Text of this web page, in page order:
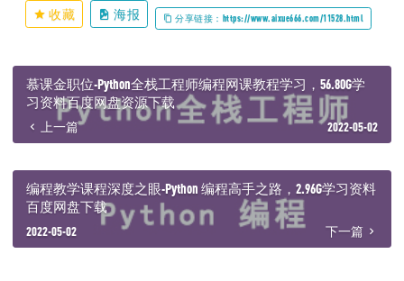
│ ├─ 微信群聊天记录.pdf
│ └─ 爬虫 2.pdf
│ ├─ 20190417-person.mp4
│ ├─ 屏幕2分钟 人像10分20秒 两视频同步
│ └─ 微信群聊天记录.pdf
├─ day24 商业爬虫项目部署上线
│ ├─ homework.mp4
└─ 结束
└─ python 工程结构以及部署.pdf
收藏 海报 分享链接：https://www.aixue666.com/11528.html
慕课金职位-Python全栈工程师编程网课教程学习，56.80G学
习资料百度网盘资源下载
上一篇 2022-05-02
编程教学课程深度之眼-Python 编程高手之路，2.96G学习资料
百度网盘下载
2022-05-02 下一篇